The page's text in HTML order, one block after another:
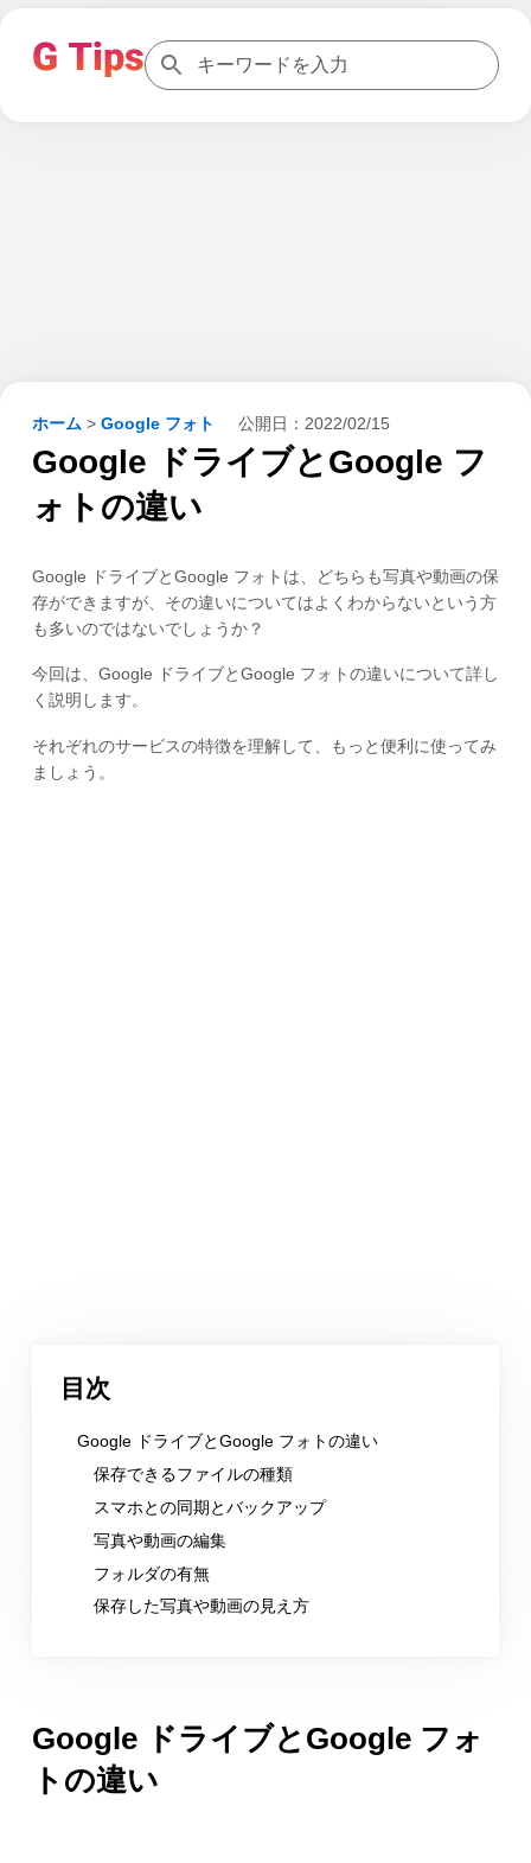
ホーム > Google フォト 公開日： 2022/02/15
Google ドライブとGoogle フ
ォトの違い
Google ドライブとGoogle フォトは、どちらも写真や動画の保
存ができますが、その違いについてはよくわからないという方
も多いのではないでしょうか？
今回は、Google ドライブとGoogle フォトの違いについて詳し
く説明します。
それぞれのサービスの特徴を理解して、もっと便利に使ってみ
ましょう。
目次
Google ドライブとGoogle フォトの違い
保存できるファイルの種類
スマホとの同期とバックアップ
写真や動画の編集
フォルダの有無
保存した写真や動画の見え方
Google ドライブとGoogle フォ
トの違い